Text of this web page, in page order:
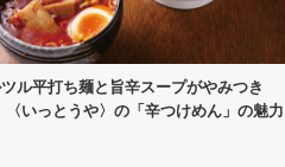
ル平打ち麺と 旨辛スープがやみつき
〈いっとうや〉の 「辛つけめん」の魅力